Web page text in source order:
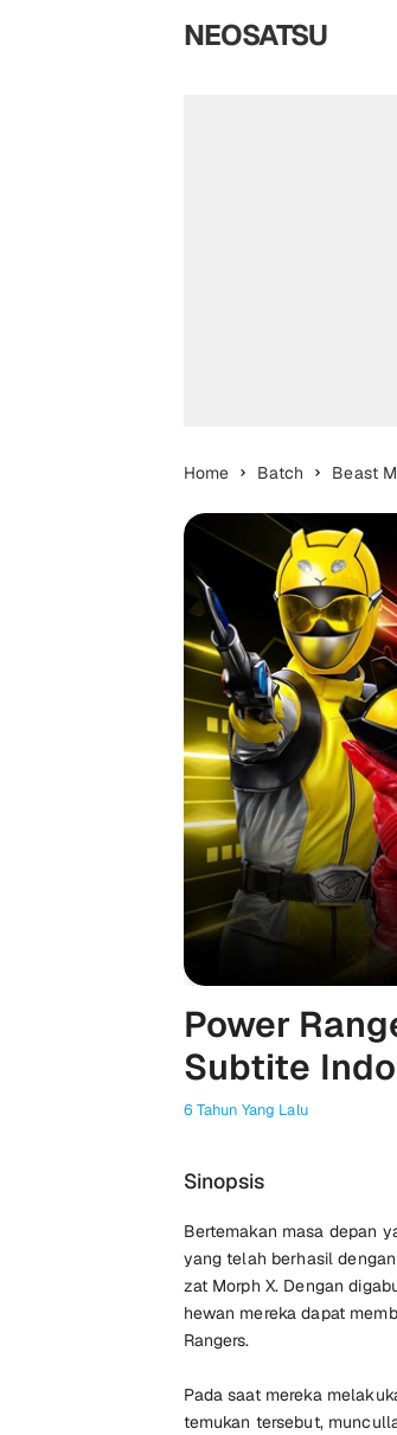
NEOSATSU
Home Batch Beast
Power
Subtite
6 Tahun Yang Lalu
Sinopsis
Bertemakan masa depan
yang telah berhasil
zat Morph X. Dengan
hewan mereka dapat
Rangers.
Pada saat mereka
temukan tersebut,